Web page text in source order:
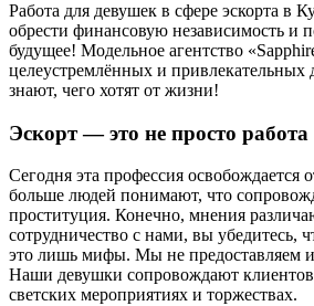
Работа для девушек в сфере эскорта в
обрести финансовую независимость и
будущее! Модельное агентство
целеустремлённых и привлекательных
знают, чего хотят от жизни!
Эскорт — это не просто работа
Сегодня эта профессия освобождается
больше людей понимают, что
проституция. Конечно, мнения
сотрудничество с нами, вы убедитесь,
это лишь мифы. Мы не предоставляем
Наши девушки сопровождают клиентов
светских мероприятиях и торжествах.